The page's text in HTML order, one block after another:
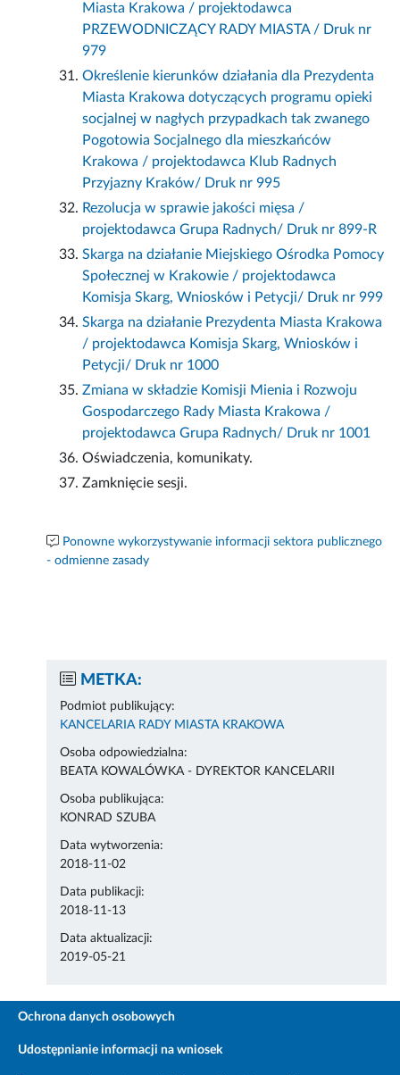
Miasta Krakowa / projektodawca
PRZEWODNICZĄCY RADY MIASTA / Druk nr
979
Określenie kierunków działania dla Prezydenta
Miasta Krakowa dotyczących programu opieki
socjalnej w nagłych przypadkach tak zwanego
Pogotowia Socjalnego dla mieszkańców
Krakowa / projektodawca Klub Radnych
Przyjazny Kraków/ Druk nr 995
Rezolucja w sprawie jakości mięsa /
projektodawca Grupa Radnych/ Druk nr 899-R
Skarga na działanie Miejskiego Ośrodka Pomocy
Społecznej w Krakowie / projektodawca
Komisja Skarg, Wniosków i Petycji/ Druk nr 999
Skarga na działanie Prezydenta Miasta Krakowa
/ projektodawca Komisja Skarg, Wniosków i
Petycji/ Druk nr 1000
Zmiana w składzie Komisji Mienia i Rozwoju
Gospodarczego Rady Miasta Krakowa /
projektodawca Grupa Radnych/ Druk nr 1001
Oświadczenia, komunikaty.
Zamknięcie sesji.
Ponowne wykorzystywanie informacji sektora publicznego
- odmienne zasady
METKA:
Podmiot publikujący:
KANCELARIA RADY MIASTA KRAKOWA
Osoba odpowiedzialna:
BEATA KOWALÓWKA - DYREKTOR KANCELARII
Osoba publikująca:
KONRAD SZUBA
Data wytworzenia:
2018-11-02
Data publikacji:
2018-11-13
Data aktualizacji:
2019-05-21
Ochrona danych osobowych
Udostępnianie informacji na wniosek